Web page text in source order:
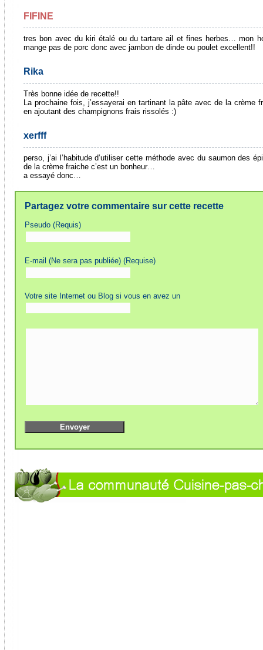
FIFINE
tres bon avec du kiri étalé ou du tartare ail et fines herbes… mon
mange pas de porc donc avec jambon de dinde ou poulet excellent!!
Rika
Très bonne idée de recette!!
La prochaine fois, j’essayerai en tartinant la pâte avec de la crème
en ajoutant des champignons frais rissolés :)
xerfff
perso, j’ai l’habitude d’utiliser cette méthode avec du saumon des
de la crème fraiche c’est un bonheur…
a essayé donc…
Partagez votre commentaire sur cette recette
Pseudo (Requis)
E-mail (Ne sera pas publiée) (Requise)
Votre site Internet ou Blog si vous en avez un